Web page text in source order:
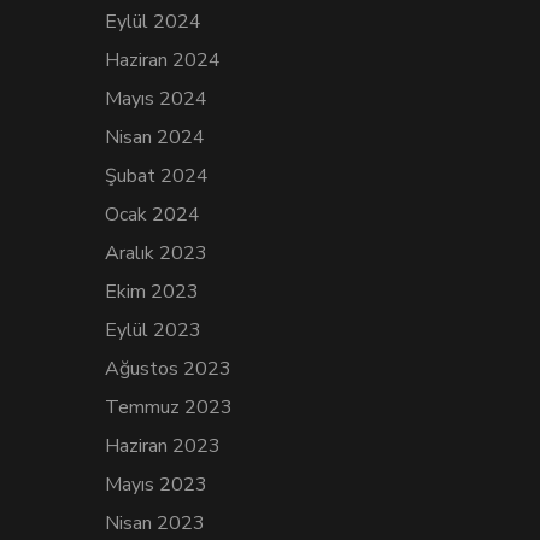
Eylül 2024
Haziran 2024
Mayıs 2024
Nisan 2024
Şubat 2024
Ocak 2024
Aralık 2023
Ekim 2023
Eylül 2023
Ağustos 2023
Temmuz 2023
Haziran 2023
Mayıs 2023
Nisan 2023